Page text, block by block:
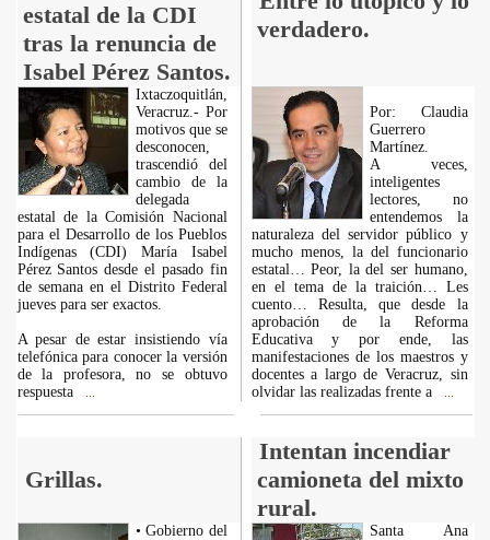
estatal de la CDI
tras la renuncia de
Isabel Pérez Santos.
verdadero.
Ixtaczoquitlán,
Veracruz.- Por
motivos que se
desconocen,
trascendió del
cambio de la
delegada
estatal de la Comisión Nacional
para el Desarrollo de los Pueblos
Indígenas (CDI) María Isabel
Pérez Santos desde el pasado fin
de semana en el Distrito Federal
jueves para ser exactos.
A pesar de estar insistiendo vía
telefónica para conocer la versión
de la profesora, no se obtuvo
respuesta
Por: Claudia
Guerrero
Martínez.
A veces,
inteligentes
lectores, no
entendemos la
naturaleza del servidor público y
mucho menos, la del funcionario
estatal… Peor, la del ser humano,
en el tema de la traición… Les
cuento… Resulta, que desde la
aprobación de la Reforma
Educativa y por ende, las
manifestaciones de los maestros y
docentes a largo de Veracruz, sin
olvidar las realizadas frente a
Grillas.
Intentan incendiar
camioneta del mixto
rural.
• Gobierno del Santa Ana